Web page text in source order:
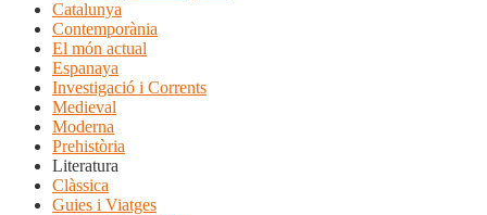
Catalunya
Contemporània
El món actual
Espanaya
Investigació i Corrents
Medieval
Moderna
Prehistòria
Literatura
Clàssica
Guies i Viatges